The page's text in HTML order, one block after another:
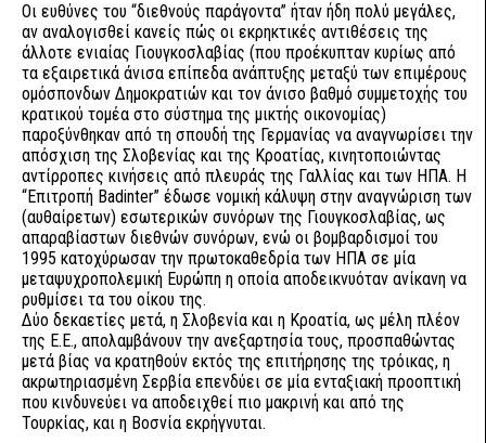
Οι ευθύνες του “διεθνούς παράγοντα” ήταν ήδη πολύ μεγάλες,
αν αναλογισθεί κανείς πώς οι εκρηκτικές αντιθέσεις της
άλλοτε ενιαίας Γιουγκοσλαβίας (που προέκυπταν κυρίως από
τα εξαιρετικά άνισα επίπεδα ανάπτυξης μεταξύ των επιμέρους
ομόσπονδων Δημοκρατιών και τον άνισο βαθμό συμμετοχής του
κρατικού τομέα στο σύστημα της μικτής οικονομίας)
παροξύνθηκαν από τη σπουδή της Γερμανίας να αναγνωρίσει την
απόσχιση της Σλοβενίας και της Κροατίας, κινητοποιώντας
αντίρροπες κινήσεις από πλευράς της Γαλλίας και των ΗΠΑ. Η
“Επιτροπή Badinter” έδωσε νομική κάλυψη στην αναγνώριση των
(αυθαίρετων) εσωτερικών συνόρων της Γιουγκοσλαβίας, ως
απαραβίαστων διεθνών συνόρων, ενώ οι βομβαρδισμοί του
1995 κατοχύρωσαν την πρωτοκαθεδρία των ΗΠΑ σε μία
μεταψυχροπολεμική Ευρώπη η οποία αποδεικνυόταν ανίκανη να
ρυθμίσει τα του οίκου της.
Δύο δεκαετίες μετά, η Σλοβενία και η Κροατία, ως μέλη πλέον
της Ε.Ε., απολαμβάνουν την ανεξαρτησία τους, προσπαθώντας
μετά βίας να κρατηθούν εκτός της επιτήρησης της τρόικας, η
ακρωτηριασμένη Σερβία επενδύει σε μία ενταξιακή προοπτική
που κινδυνεύει να αποδειχθεί πιο μακρινή και από της
Τουρκίας, και η Βοσνία εκρήγνυται.